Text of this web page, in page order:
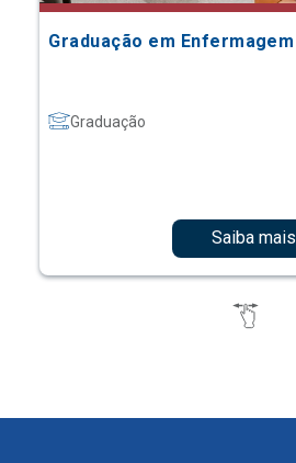
Graduação em Enfermagem
Graduação
Saiba mais